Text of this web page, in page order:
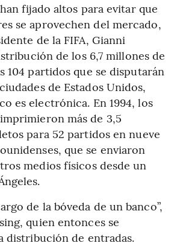
fijado altos para evitar que
se aprovechen del mercado,
de la FIFA, Gianni
de los 6,7 millones de
104 partidos que se disputarán
de Estados Unidos,
es electrónica. En 1994, los
más de 3,5
para 52 partidos en nueve
que se enviaron
medios físicos desde un
de la bóveda de un banco”,
quien entonces se
distribución de entradas.